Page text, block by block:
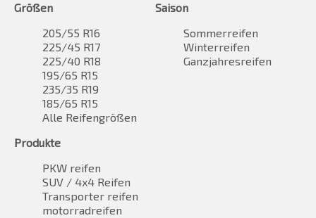
Größen
205/55 R16
225/45 R17
225/40 R18
195/65 R15
235/35 R19
185/65 R15
Alle Reifengrößen
Saison
Sommerreifen
Winterreifen
Ganzjahresreifen
Produkte
PKW reifen
SUV / 4x4 Reifen
Transporter reifen
motorradreifen